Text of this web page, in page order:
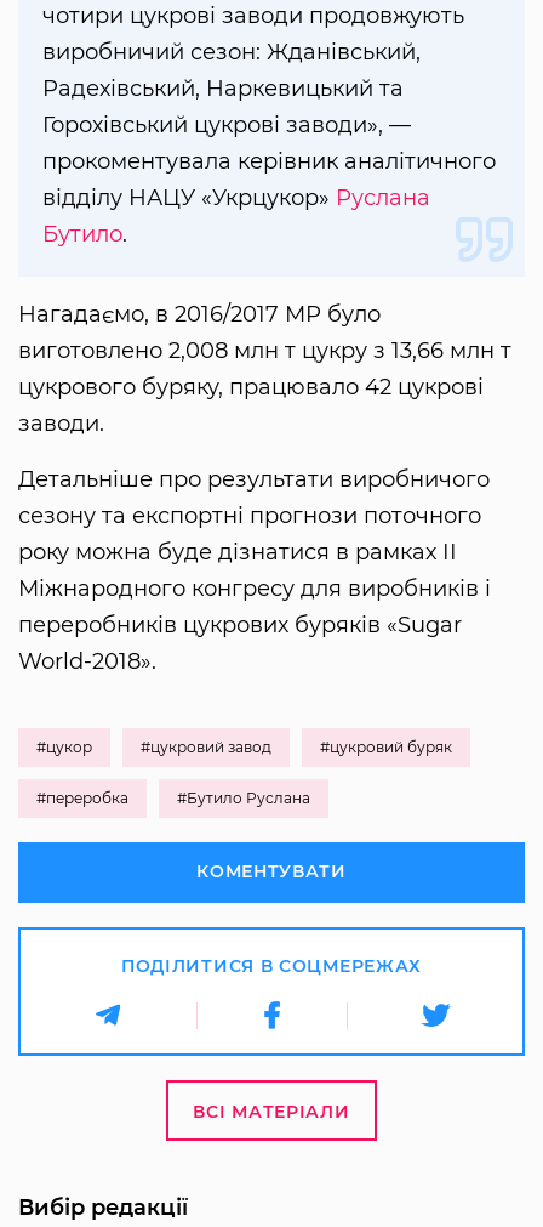
чотири цукрові заводи продовжують
виробничий сезон: Жданівський,
Радехівський, Наркевицький та
Горохівський цукрові заводи», —
прокоментувала керівник аналітичного
відділу НАЦУ «Укрцукор» Руслана
Бутило.
Нагадаємо, в 2016/2017 МР було
виготовлено 2,008 млн т цукру з 13,66 млн т
цукрового буряку, працювало 42 цукрові
заводи.
Детальніше про результати виробничого
сезону та експортні прогнози поточного
року можна буде дізнатися в рамках ІІ
Міжнародного конгресу для виробників і
переробників цукрових буряків «Sugar
World-2018».
#цукор #цукровий завод #цукровий буряк
#переробка #Бутило Руслана
КОМЕНТУВАТИ
ПОДІЛИТИСЯ В СОЦМЕРЕЖАХ
ВСІ МАТЕРІАЛИ
Вибір редакції